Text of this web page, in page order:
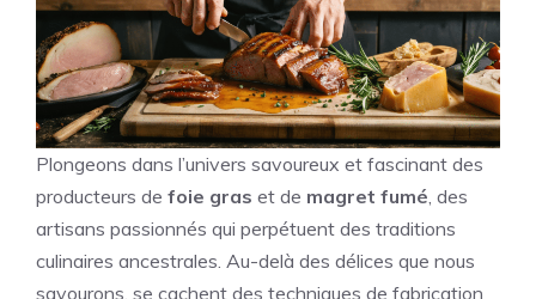
Plongeons dans l’univers savoureux et fascinant des
producteurs de foie gras et de magret fumé, des
artisans passionnés qui perpétuent des traditions
culinaires ancestrales. Au-delà des délices que nous
savourons, se cachent des techniques de fabrication